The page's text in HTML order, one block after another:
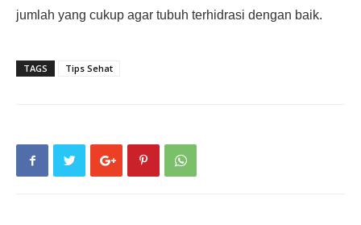
jumlah yang cukup agar tubuh terhidrasi dengan baik.
TAGS Tips Sehat